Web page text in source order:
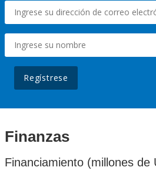
Regístrese
Finanzas
Financiamiento (millones de